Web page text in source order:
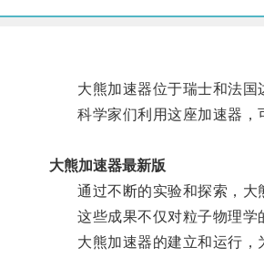
大熊加速器位于瑞士和法国
科学家们利用这座加速器，可
大熊加速器最新版
通过不断的实验和探索，大熊
这些成果不仅对粒子物理学的
大熊加速器的建立和运行，为